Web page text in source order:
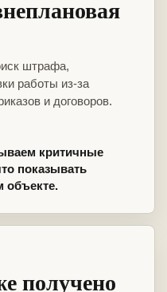
штрафа,
работы из-за
и договоров.
критичные
показывать
объекте.
получено